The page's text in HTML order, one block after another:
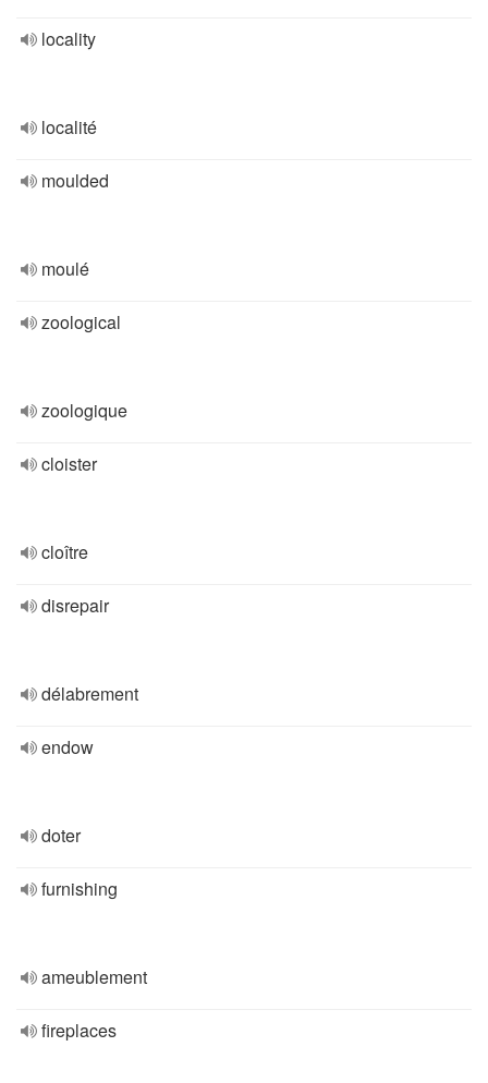
locality
localité
moulded
moulé
zoological
zoologique
cloister
cloître
disrepair
délabrement
endow
doter
furnishing
ameublement
fireplaces